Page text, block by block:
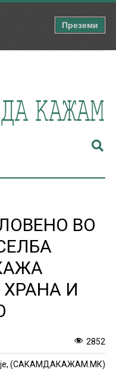
ВО
И
2852
(САКАМДАКАЖАМ.МК)
Преземи